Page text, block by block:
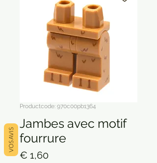
Productcode: 970c00pb1364
Jambes avec motif
fourrure
€ 1,60Prijs
VOS AVIS